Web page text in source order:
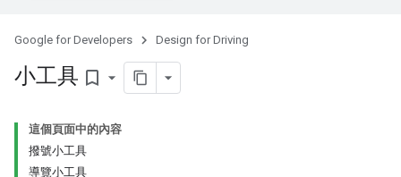
Google for Developers Design for Driving
小工具 bookmark_border
這個頁面中的內容
撥號小工具
導覽小工具